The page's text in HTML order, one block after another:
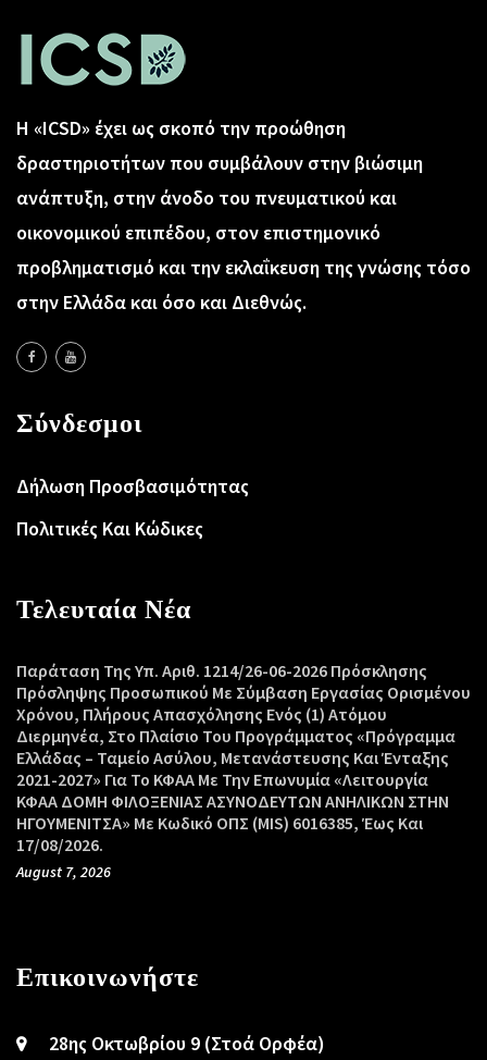
Η «ICSD» έχει ως σκοπό την προώθηση
δραστηριοτήτων που συμβάλουν στην βιώσιμη
ανάπτυξη, στην άνοδο του πνευματικού και
οικονομικού επιπέδου, στον επιστημονικό
προβληματισμό και την εκλαΐκευση της γνώσης τόσο
στην Ελλάδα και όσο και Διεθνώς.
Σύνδεσμοι
Δήλωση Προσβασιμότητας
Πολιτικές Και Κώδικες
Τελευταία Νέα
Παράταση Της Υπ. Αριθ. 1214/26-06-2026 Πρόσκλησης
Πρόσληψης Προσωπικού Με Σύμβαση Εργασίας Ορισμένου
Χρόνου, Πλήρους Απασχόλησης Ενός (1) Ατόμου
Διερμηνέα, Στο Πλαίσιο Του Προγράμματος «Πρόγραμμα
Ελλάδας – Ταμείο Ασύλου, Μετανάστευσης Και Ένταξης
2021-2027» Για Το ΚΦΑΑ Με Την Επωνυμία «Λειτουργία
ΚΦΑΑ ΔΟΜΗ ΦΙΛΟΞΕΝΙΑΣ ΑΣΥΝΟΔΕΥΤΩΝ ΑΝΗΛΙΚΩΝ ΣΤΗΝ
ΗΓΟΥΜΕΝΙΤΣΑ» Με Κωδικό ΟΠΣ (MIS) 6016385, Έως Και
17/08/2026.
August 7, 2026
Επικοινωνήστε
28ης Οκτωβρίου 9 (Στοά Ορφέα)